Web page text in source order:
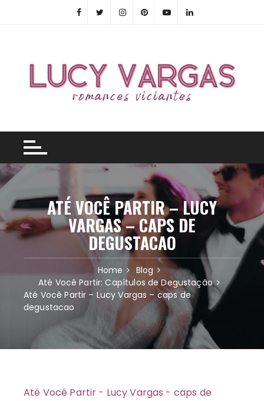
ATÉ VOCÊ PARTIR – LUCY
VARGAS – CAPS DE
DEGUSTACAO
Home
Blog
Até Você Partir: Capítulos de Degustação
Até Você Partir – Lucy Vargas – caps de
degustacao
Até Você Partir - Lucy Vargas - caps de